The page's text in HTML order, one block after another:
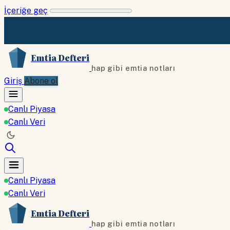
İçeriğe geç
Emtia Defteri
hap gibi emtia notları
Giriş Abone ol
Canlı Piyasa
Canlı Veri
Canlı Piyasa
Canlı Veri
Emtia Defteri
hap gibi emtia notları